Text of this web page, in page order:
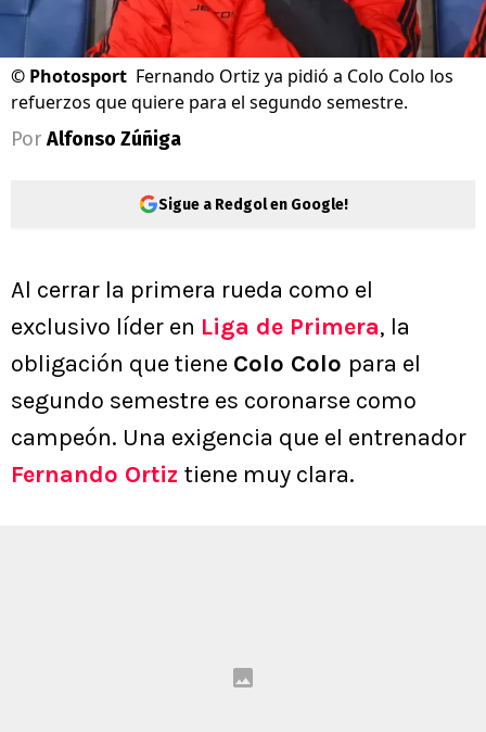
© Photosport Fernando Ortiz ya pidió a Colo Colo los
refuerzos que quiere para el segundo semestre.
Por Alfonso Zúñiga
Sigue a Redgol en Google!
Al cerrar la primera rueda como el
exclusivo líder en Liga de Primera, la
obligación que tiene Colo Colo para el
segundo semestre es coronarse como
campeón. Una exigencia que el entrenador
Fernando Ortiz tiene muy clara.